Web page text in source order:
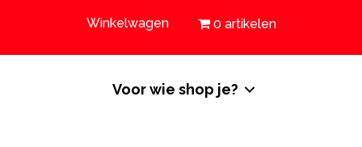
Winkelwagen 0 artikelen
Voor wie shop je?